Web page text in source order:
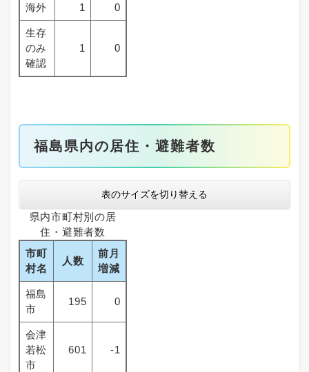
海外 1 0
生存
のみ
確認
1 0
福島県内の居住・避難者数
表のサイズを切り替える
県内市町村別の居
住・避難者数
市町
村名
人数
前月
増減
福島
市
195 0
会津
若松
市
601 -1